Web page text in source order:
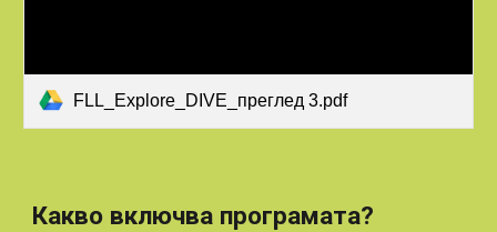
FLL_Explore_DIVE_преглед 3.pdf
Какво включва програмата?